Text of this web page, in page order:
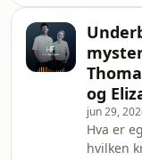
livets
men
og
Paulsen
og
fra sin
som del
og
jun 29,
Hva er
hvilken